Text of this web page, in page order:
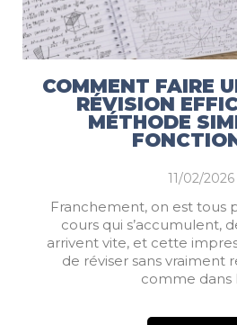
COMMENT FAIRE
RÉVISION
MÉTHODE
11/02/2026
Franchement, on est tous
cours qui s’accumulent,
arrivent vite, et cette
de réviser sans vraiment
comme dans